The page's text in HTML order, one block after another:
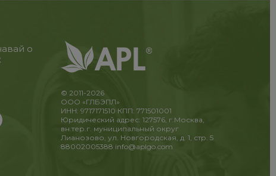
о
© 2011-2026
ООО «ГЛБЭПЛ»
ИНН: 9717171510 КПП: 771501001
Юридический адрес: 127576, г.Москва,
вн.тер.г. муниципальный округ
Лианозово, ул. Новгородская, д. 1, стр. 5
88002005388 info@aplgo.com